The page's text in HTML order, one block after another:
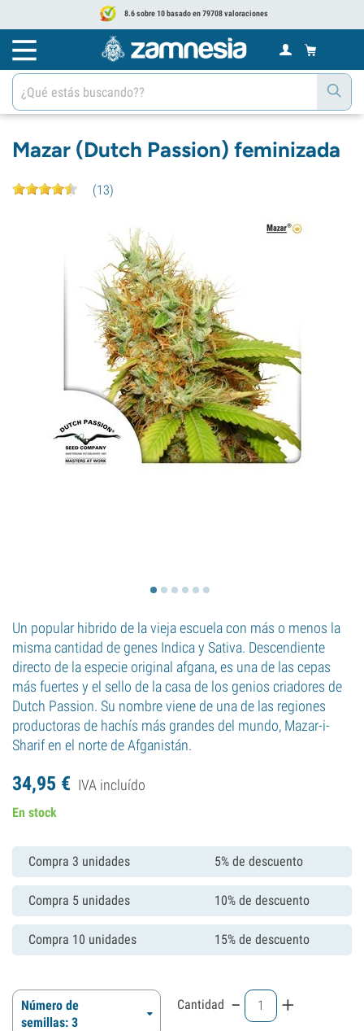
8.6 sobre 10 basado en 79708 valoraciones
Mazar (Dutch Passion) feminizada
(13)
Un popular hibrido de la vieja escuela con más o menos la
misma cantidad de genes Indica y Sativa. Descendiente
directo de la especie original afgana, es una de las cepas
más fuertes y el sello de la casa de los genios criadores de
Dutch Passion. Su nombre viene de una de las regiones
productoras de hachís más grandes del mundo, Mazar-i-
Sharif en el norte de Afganistán.
34,95 € IVA incluído
En stock
Compra 3 unidades 5% de descuento
Compra 5 unidades 10% de descuento
Compra 10 unidades 15% de descuento
Número de
semillas: 3
Cantidad - +